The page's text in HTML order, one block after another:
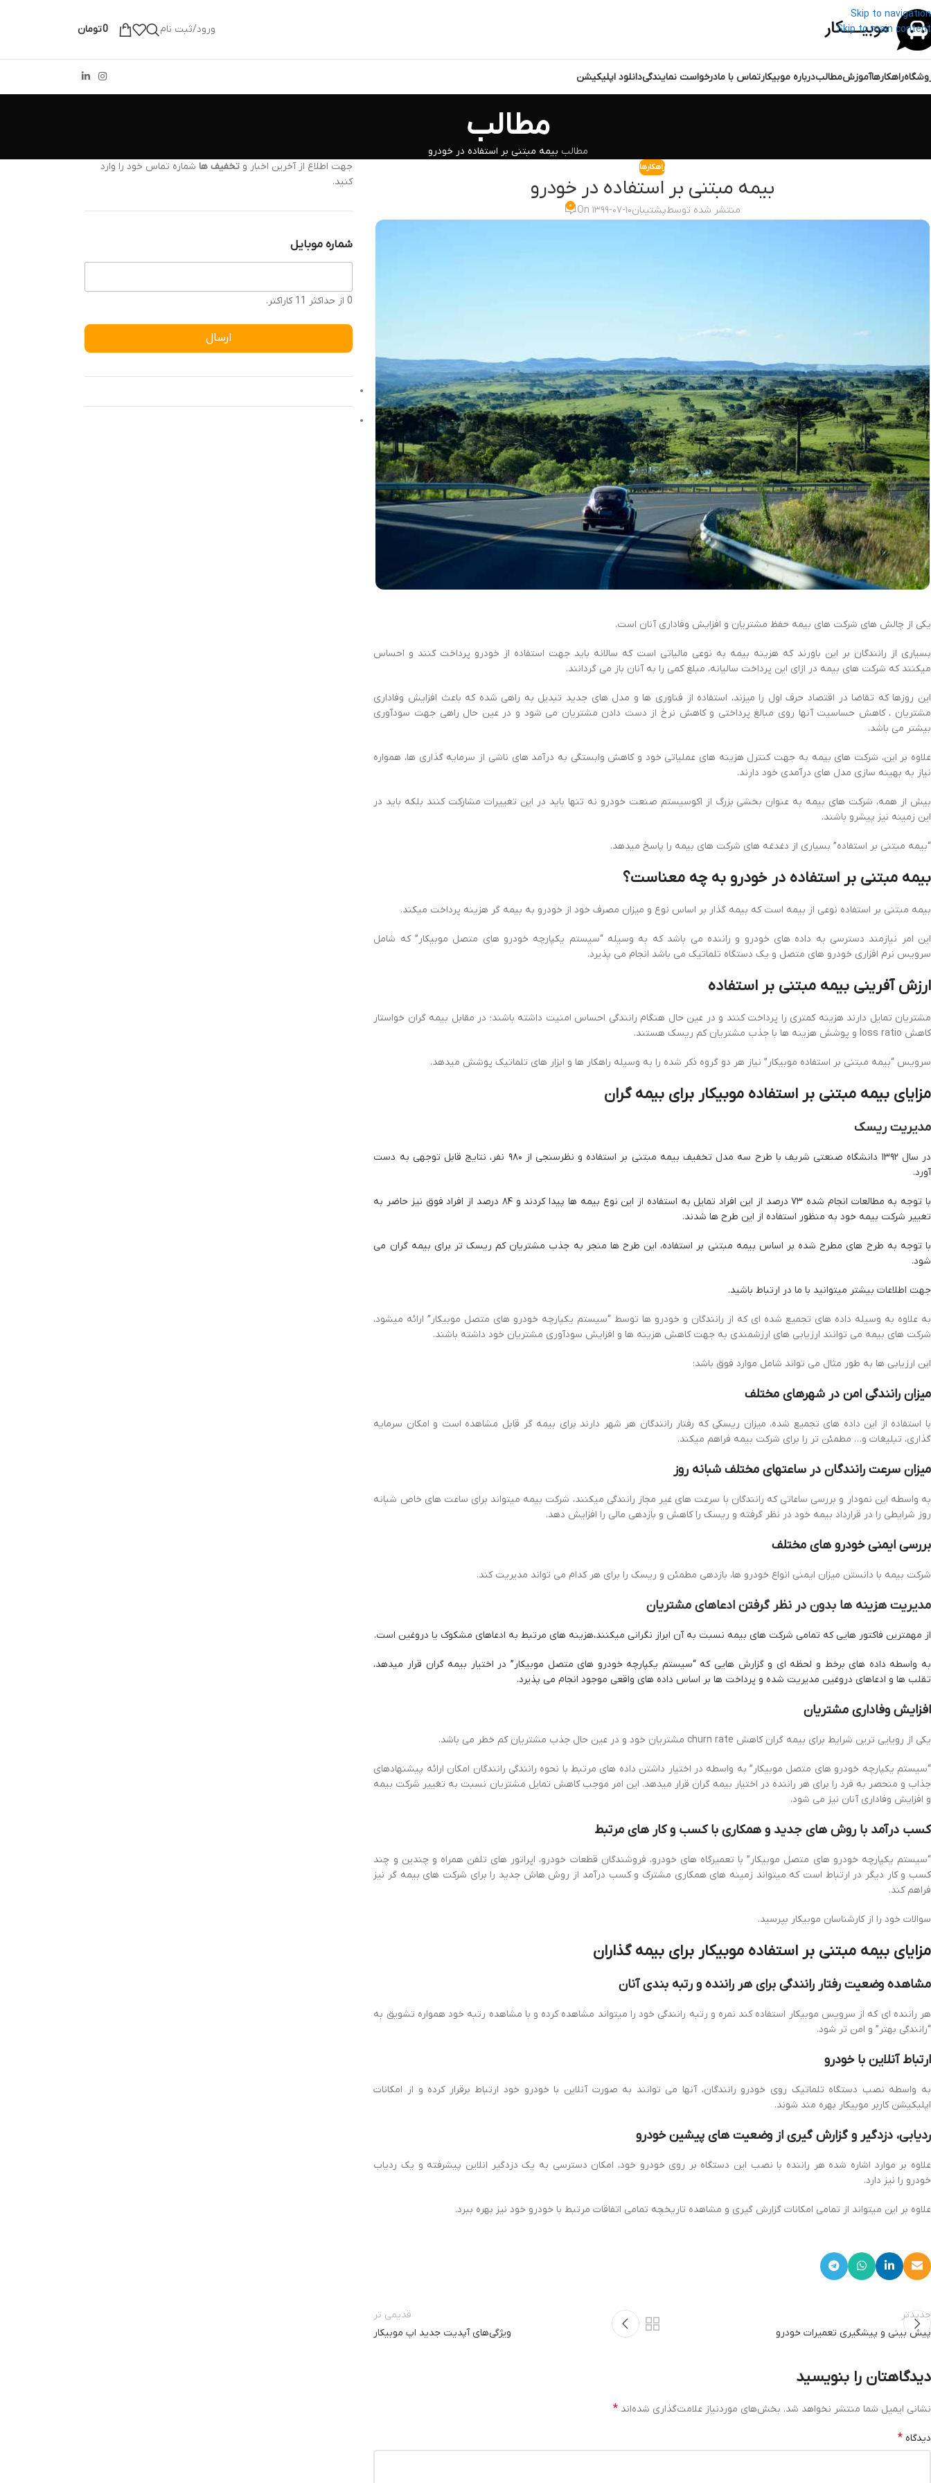
Skip to navigation
Skip to main content
ورود/ثبت نام 0تومان
راهکارهاآموزشمطالبدرباره موبیکارتماس با مادرخواست نمایندگیدانلود اپلیکیشن
مطالب
مطالب بیمه مبتنی بر استفاده در خودرو
راهکارها
بیمه مبتنی بر استفاده در خودرو
منتشر شده توسطپشتیبانOn ۱۳۹۹-۰۷-۱۰ ۰
یکی از چالش های شرکت های بیمه حفظ مشتریان و افزایش وفاداری آنان است.
بسیاری از رانندگان بر این باورند که هزینه بیمه به نوعی مالیاتی است که سالانه باید جهت استفاده از خودرو پرداخت کنند و احساس
میکنند که شرکت های بیمه در ازای این پرداخت سالیانه، مبلغ کمی را به آنان باز می گردانند.
این روزها که تقاضا در اقتصاد حرف اول را میزند، استفاده از فناوری ها و مدل های جدید تبدیل به راهی شده که باعث افزایش وفاداری
مشتریان ، کاهش حساسیت آنها روی مبالغ پرداختی و کاهش نرخ از دست دادن مشتریان می شود و در عین حال راهی جهت سودآوری
بیشتر می باشد.
علاوه بر این، شرکت های بیمه به جهت کنترل هزینه های عملیاتی خود و کاهش وابستگی به درآمد های ناشی از سرمایه گذاری ها، همواره
نیاز به بهینه سازی مدل های درآمدی خود دارند.
بیش از همه، شرکت های بیمه به عنوان بخشی بزرگ از اکوسیستم صنعت خودرو نه تنها باید در این تغییرات مشارکت کنند بلکه باید در
این زمینه نیز پیشرو باشند.
“بیمه مبتنی بر استفاده” بسیاری از دغدغه های شرکت های بیمه را پاسخ میدهد.
بیمه مبتنی بر استفاده در خودرو به چه معناست؟
بیمه مبتنی بر استفاده نوعی از بیمه است که بیمه گذار بر اساس نوع و میزان مصرف خود از خودرو به بیمه گر هزینه پرداخت میکند.
این امر نیازمند دسترسی به داده های خودرو و راننده می باشد که به وسیله “سیستم یکپارچه خودرو های متصل موبیکار” که شامل
سرویس نرم افزاری خودرو های متصل و یک دستگاه تلماتیک می باشد انجام می پذیرد.
ارزش آفرینی بیمه مبتنی بر استفاده
مشتریان تمایل دارند هزینه کمتری را پرداخت کنند و در عین حال هنگام رانندگی احساس امنیت داشته باشند؛ در مقابل بیمه گران خواستار
کاهش loss ratio و پوشش هزینه ها با جذب مشتریان کم ریسک هستند.
سرویس “بیمه مبتنی بر استفاده موبیکار” نیاز هر دو گروه ذکر شده را به وسیله راهکار ها و ابزار های تلماتیک پوشش میدهد.
مزایای بیمه مبتنی بر استفاده موبیکار برای بیمه گران
مدیریت ریسک
در سال ۱۳۹۲ دانشگاه صنعتی شریف با طرح سه مدل تخفیف بیمه مبتنی بر استفاده و نظرسنجی از ۹۸۰ نفر، نتایج قابل توجهی به دست
آورد.
با توجه به مطالعات انجام شده ۷۳ درصد از این افراد تمایل به استفاده از این نوع بیمه ها پیدا کردند و ۸۴ درصد از افراد فوق نیز حاضر به
تغییر شرکت بیمه خود به منظور استفاده از این طرح ها شدند.
با توجه به طرح های مطرح شده بر اساس بیمه مبتنی بر استفاده، این طرح ها منجر به جذب مشتریان کم ریسک تر برای بیمه گران می
شود.
جهت اطلاعات بیشتر میتوانید با ما در ارتباط باشید.
به علاوه به وسیله داده های تجمیع شده ای که از رانندگان و خودرو ها توسط “سیستم یکپارچه خودرو های متصل موبیکار” ارائه میشود،
شرکت های بیمه می توانند ارزیابی های ارزشمندی به جهت کاهش هزینه ها و افزایش سودآوری مشتریان خود داشته باشند.
این ارزیابی ها به طور مثال می تواند شامل موارد فوق باشد:
میزان رانندگی امن در شهرهای مختلف
با استفاده از این داده های تجمیع شده، میزان ریسکی که رفتار رانندگان هر شهر دارند برای بیمه گر قابل مشاهده است و امکان سرمایه
گذاری، تبلیغات و… مطمئن تر را برای شرکت بیمه فراهم میکند.
میزان سرعت رانندگان در ساعتهای مختلف شبانه روز
به واسطه این نمودار و بررسی ساعاتی که رانندگان با سرعت های غیر مجاز رانندگی میکنند، شرکت بیمه میتواند برای ساعت های خاص شبانه
روز شرایطی را در قرارداد بیمه خود در نظر گرفته و ریسک را کاهش و بازدهی مالی را افزایش دهد.
بررسی ایمنی خودرو های مختلف
شرکت بیمه با دانستن میزان ایمنی انواع خودرو ها، بازدهی مطمئن و ریسک را برای هر کدام می تواند مدیریت کند.
مدیریت هزینه ها بدون در نظر گرفتن ادعاهای مشتریان
از مهمترین فاکتور هایی که تمامی شرکت های بیمه نسبت به آن ابراز نگرانی میکنند،هزینه های مرتبط به ادعاهای مشکوک یا دروغین است.
به واسطه داده های برخط و لحظه ای و گزارش هایی که “سیستم یکپارچه خودرو های متصل موبیکار” در اختیار بیمه گران قرار میدهد،
تقلب ها و ادعاهای دروغین مدیریت شده و پرداخت ها بر اساس داده های واقعی موجود انجام می پذیرد.
افزایش وفاداری مشتریان
یکی از رویایی ترین شرایط برای بیمه گران کاهش churn rate مشتریان خود و در عین حال جذب مشتریان کم خطر می باشد.
“سیستم یکپارچه خودرو های متصل موبیکار” به واسطه در اختیار داشتن داده های مرتبط با نحوه رانندگی رانندگان امکان ارائه پیشنهادهای
جذاب و منحصر به فرد را برای هر راننده در اختیار بیمه گران قرار میدهد. این امر موجب کاهش تمایل مشتریان نسبت به تغییر شرکت بیمه
و افزایش وفاداری آنان نیز می شود.
کسب درآمد با روش های جدید و همکاری با کسب و کار های مرتبط
“سیستم یکپارچه خودرو های متصل موبیکار” با تعمیرگاه های خودرو، فروشندگان قطعات خودرو، اپراتور های تلفن همراه و چندین و چند
کسب و کار دیگر در ارتباط است که میتواند زمینه های همکاری مشترک و کسب درآمد از روش هاش جدید را برای شرکت های بیمه گر نیز
فراهم کند.
سوالات خود را از کارشناسان موبیکار بپرسید.
مزایای بیمه مبتنی بر استفاده موبیکار برای بیمه گذاران
مشاهده وضعیت رفتار رانندگی برای هر راننده و رتبه بندی آنان
هر راننده ای که از سرویس موبیکار استفاده کند نمره و رتبه رانندگی خود را میتواند مشاهده کرده و با مشاهده رتبه خود همواره تشویق به
“رانندگی بهتر” و امن تر شود.
ارتباط آنلاین با خودرو
به واسطه نصب دستگاه تلماتیک روی خودرو رانندگان، آنها می توانند به صورت آنلاین با خودرو خود ارتباط برقرار کرده و از امکانات
اپلیکیشن کاربر موبیکار بهره مند شوند.
ردیابی، دزدگیر و گزارش گیری از وضعیت های پیشین خودرو
علاوه بر موارد اشاره شده هر راننده با نصب این دستگاه بر روی خودرو خود، امکان دسترسی به یک دزدگیر انلاین پیشرفته و یک ردیاب
خودرو را نیز دارد.
علاوه بر این میتواند از تمامی امکانات گزارش گیری و مشاهده تاریخچه تمامی اتفاقات مرتبط با خودرو خود نیز بهره ببرد.
جدیدتر
پیش بینی و پیشگیری تعمیرات خودرو
قدیمی تر
ویژگی‌های آپدیت جدید اپ موبیکار
دیدگاهتان را بنویسید
نشانی ایمیل شما منتشر نخواهد شد. بخش‌های موردنیاز علامت‌گذاری شده‌اند *
دیدگاه *
جهت اطلاع از آخرین اخبار و تخفیف ها شماره تماس خود را وارد
کنید.
شماره موبایل
0 از حداکثر 11 کاراکتر.
ارسال